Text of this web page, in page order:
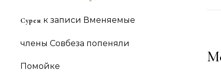
Сурен к записи Вменяемые
члены Совбеза попеняли
Помойке